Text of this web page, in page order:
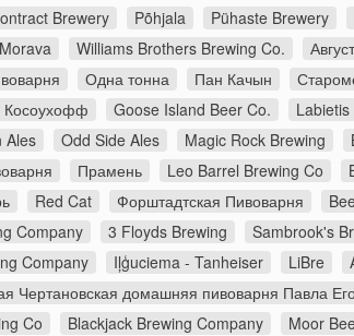
Brewery
Põhjala Pühaste Brewery
Williams Brothers Brewing Co.
Одна тонна Пан Качын
Косоухофф Goose Island Beer Co. Labietis
Ales
Odd Side Ales Magic Rock Brewing
Прамень Leo Barrel Brewing Co
Red Cat Форштадтская Пивоварня
Company
3 Floyds Brewing Sambrook's
Company
Iļģuciema - Tanheiser LiBre
Чертановская домашняя пивоварня Павла
Co
Blackjack Brewing Company Moor